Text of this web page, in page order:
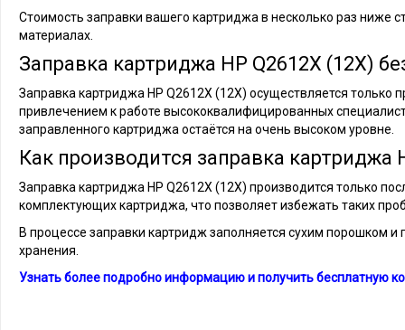
Стоимость заправки вашего картриджа в несколько раз ниже
материалах.
Заправка картриджа HP Q2612X (12X)
Заправка картриджа HP Q2612X (12X) осуществляется
привлечением к работе высококвалифицированных
заправленного картриджа остаётся на очень высоком уровне.
Как производится заправка картриджа
Заправка картриджа HP Q2612X (12X) производится только
комплектующих картриджа, что позволяет избежать таких
В процессе заправки картридж заполняется сухим порошком и
хранения.
Узнать более подробно информацию и получить бесплатную